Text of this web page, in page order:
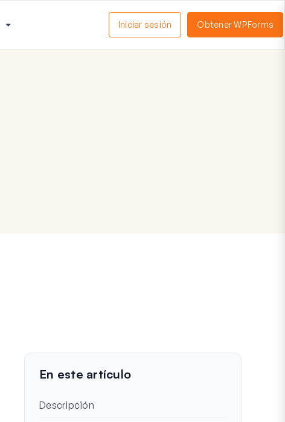
menú
Iniciar sesión Obtener WPForms
En este artículo
Descripción